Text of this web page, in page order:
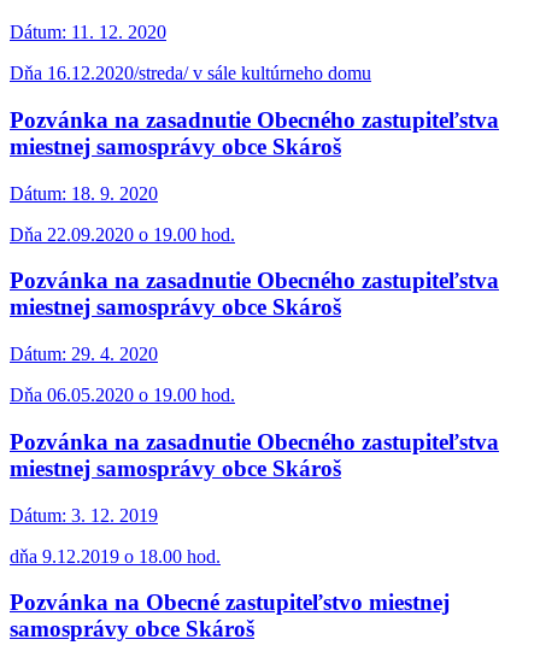
Dátum: 11. 12. 2020
Dňa 16.12.2020/streda/ v sále kultúrneho domu
Pozvánka na zasadnutie Obecného zastupiteľstva
miestnej samosprávy obce Skároš
Dátum: 18. 9. 2020
Dňa 22.09.2020 o 19.00 hod.
Pozvánka na zasadnutie Obecného zastupiteľstva
miestnej samosprávy obce Skároš
Dátum: 29. 4. 2020
Dňa 06.05.2020 o 19.00 hod.
Pozvánka na zasadnutie Obecného zastupiteľstva
miestnej samosprávy obce Skároš
Dátum: 3. 12. 2019
dňa 9.12.2019 o 18.00 hod.
Pozvánka na Obecné zastupiteľstvo miestnej
samosprávy obce Skároš